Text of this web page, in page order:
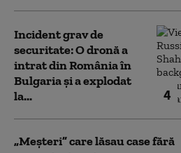
4
Incident grav de
securitate: O dronă a
intrat din România în
Bulgaria şi a explodat
la...
„Meșteri” care lăsau case fără